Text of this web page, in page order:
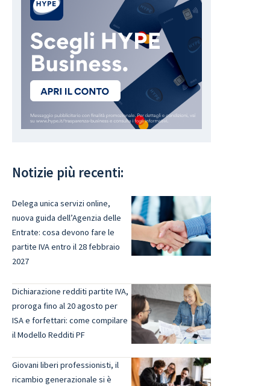
Notizie più recenti:
Delega unica servizi online,
nuova guida dell’Agenzia delle
Entrate: cosa devono fare le
partite IVA entro il 28 febbraio
2027
Dichiarazione redditi partite IVA,
proroga fino al 20 agosto per
ISA e forfettari: come compilare
il Modello Redditi PF
Giovani liberi professionisti, il
ricambio generazionale si è